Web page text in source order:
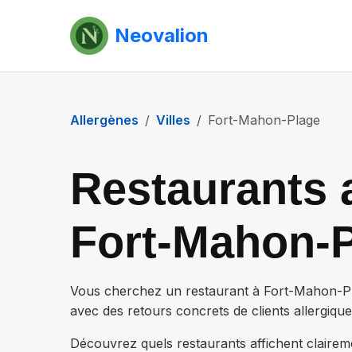
Neovalion
Allergènes Villes Fort-Mahon-Plage
Restaurants
Fort-Mahon-
Vous cherchez un restaurant à Fort-Mahon-
avec des retours concrets de clients
Découvrez quels restaurants affichent